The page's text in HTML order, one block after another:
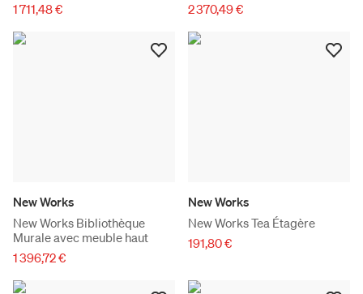
1 711,48 €
2 370,49 €
New Works
New Works Bibliothèque
Murale avec meuble haut
1 396,72 €
New Works
New Works Tea Étagère
191,80 €